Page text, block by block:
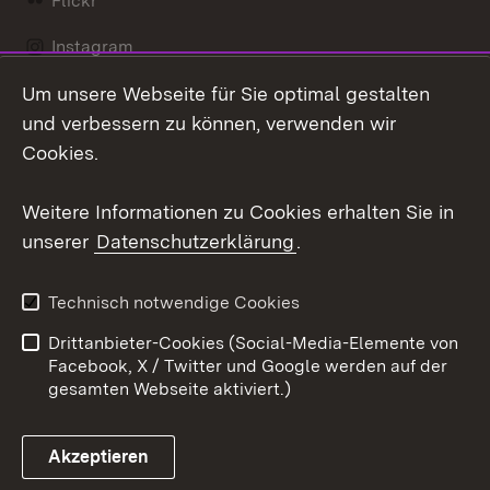
Instagram
Social Wall
Link zum Landesportal
Barrierefreiheit
Benutzungshinweise
Impressum
Cookies
Um unsere Webseite für Sie optimal gestalten
und verbessern zu können, verwenden wir
Cookies.
Weitere Informationen zu Cookies erhalten Sie in
unserer Datenschutzerklärung.
Technisch notwendige Cookies
Drittanbieter-Cookies (Social-Media-Elemente von
Facebook, X / Twitter und Google werden auf der
gesamten Webseite aktiviert.)
Akzeptieren